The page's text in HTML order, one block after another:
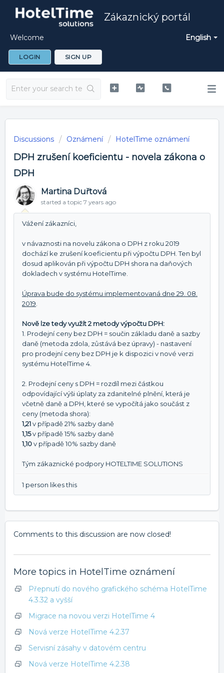
Zákaznický portál
English
Welcome
LOGIN SIGN UP
Discussions Oznámení HotelTime oznámení
DPH zrušení koeficientu - novela zákona o
DPH
Martina Duřtová
started a topic 7 years ago
Vážení zákazníci,
v návaznosti na novelu zákona o DPH z roku 2019
dochází ke zrušení koeficientu při výpočtu DPH. Ten byl
dosud aplikován při výpočtu DPH shora na daňových
dokladech v systému HotelTime.
Úprava bude do systému implementovaná dne 29. 08.
2019
Nově lze tedy využít 2 metody výpočtu DPH:
1. Prodejní ceny bez DPH = součin základu daně a sazby
daně (metoda zdola, zůstává bez úpravy) - nastavení
pro prodejní ceny bez DPH je k dispozici v nové verzi
systému HotelTime 4.
2. Prodejní ceny s DPH = rozdíl mezi částkou
odpovídající výši úplaty za zdanitelné plnění, která je
včetně daně a DPH, které se vypočítá jako součást z
ceny (metoda shora):
1,21v případě 21% sazby daně
1,15v případě 15% sazby daně
1,10v případě 10% sazby daně
Tým zákaznické podpory HOTELTIME SOLUTIONS
1 person likes this
Comments to this discussion are now closed!
More topics in HotelTime oznámení
Přepnutí do nového grafického schéma HotelTime
4.3.32 a vyšší
Migrace na novou verzi HotelTime 4
Nová verze HotelTime 4.2.37
Servisní zásahy v datovém centru
Nová verze HotelTime 4.2.38